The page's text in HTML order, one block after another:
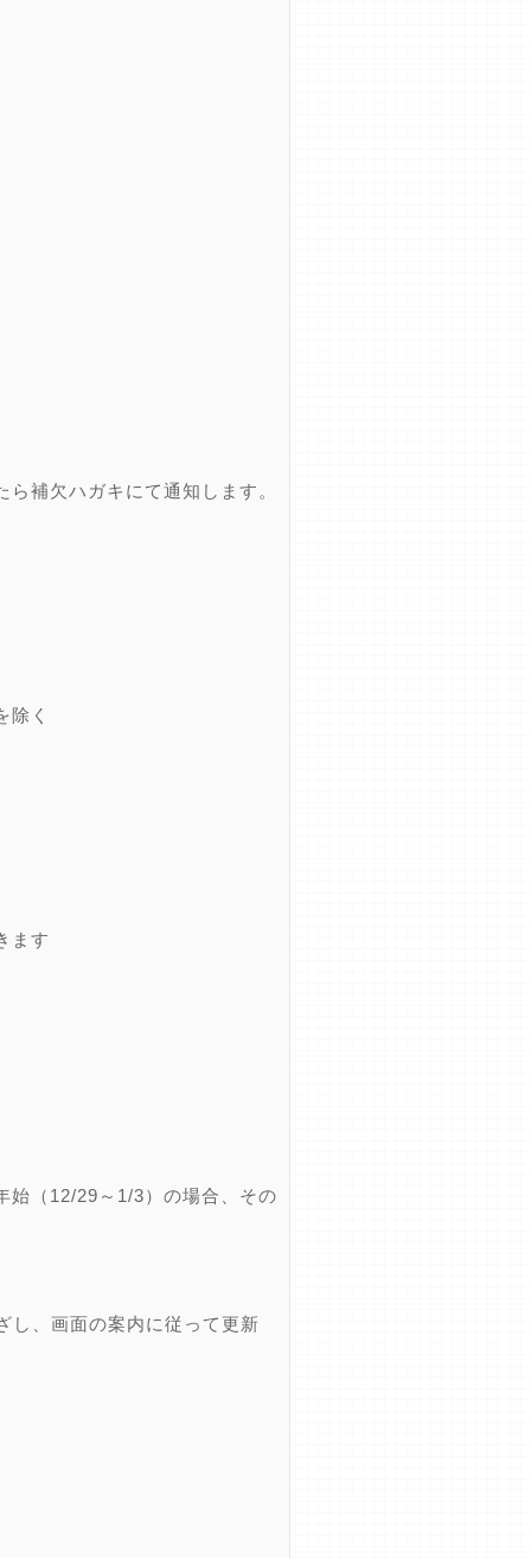
補欠ハガキにて通知します。
除く
ます
始（12/29～1/3）の場合、その
し、画面の案内に従って更新